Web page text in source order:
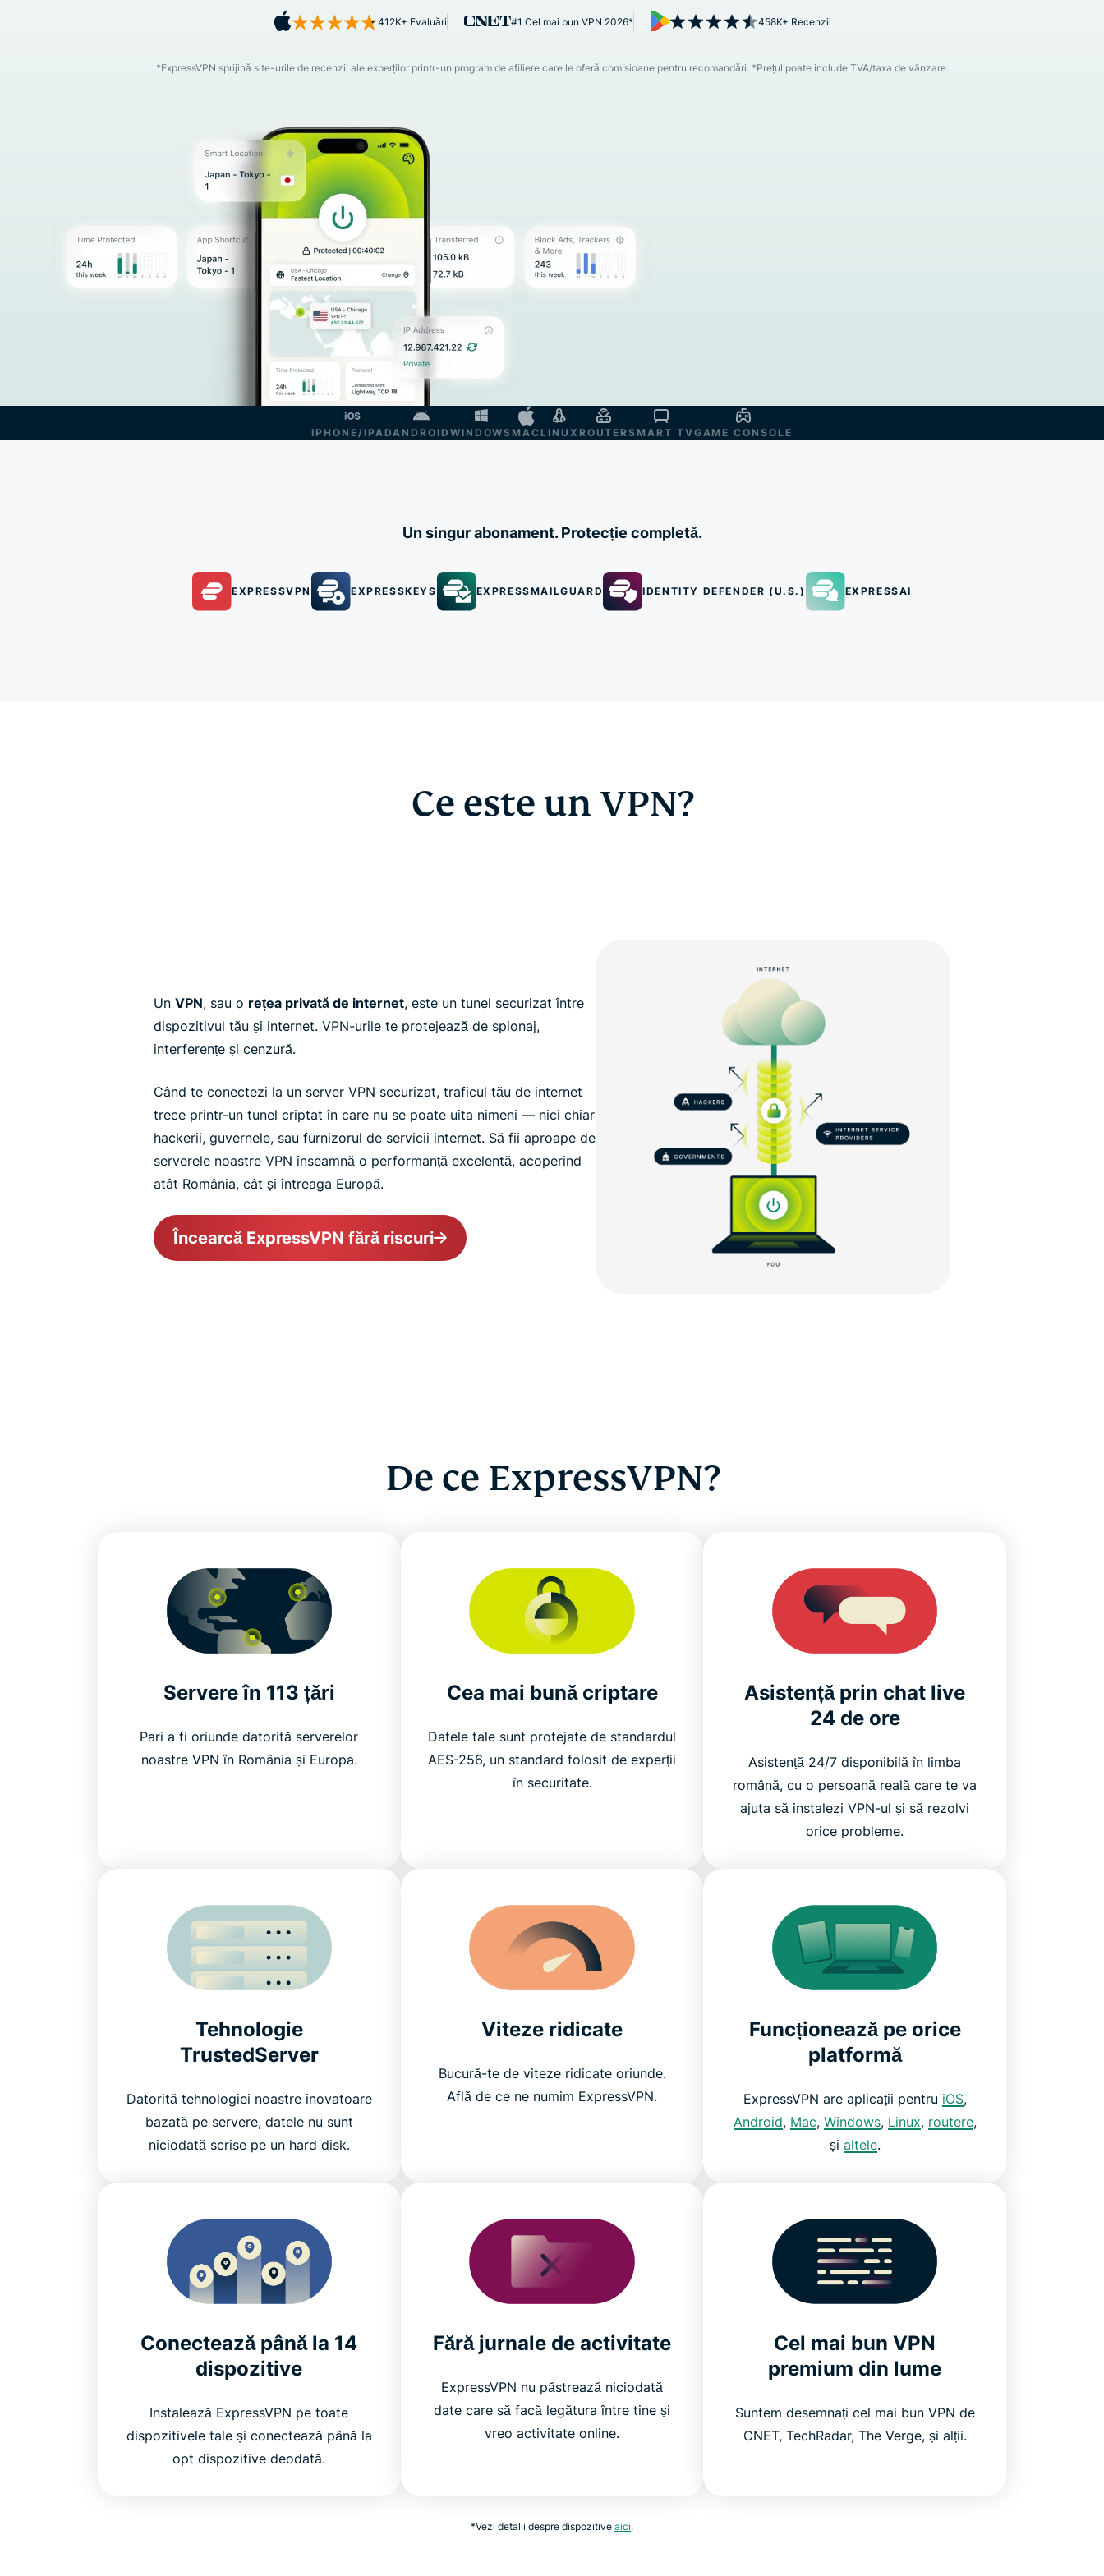
multe altele.
centrată pe
datelor
412K+ Evaluări #1 Cel mai bun VPN 2026* 458K+ Recenzii
*ExpressVPN sprijină site-urile de recenzii ale experților printr-un program de afiliere care le oferă comisioane pentru recomandări. *Prețul poate include TVA/taxa de vânzare.
IPHONE/IPADANDROID WINDOWSMACLINUX ROUTERSMART TVGAME CONSOLE
Un singur abonament. Protecție completă.
EXPRESSVPN EXPRESSKEYS EXPRESSMAILGUARD IDENTITY DEFENDER (U.S.) EXPRESSAI
Ce este un VPN?
Un VPN, sau o rețea privată de internet, este un tunel securizat între
dispozitivul tău și internet. VPN-urile te protejează de spionaj,
interferențe și cenzură.
Când te conectezi la un server VPN securizat, traficul tău de internet
trece printr-un tunel criptat în care nu se poate uita nimeni — nici chiar
hackerii, guvernele, sau furnizorul de servicii internet. Să fii aproape de
serverele noastre VPN înseamnă o performanță excelentă, acoperind
atât România, cât și întreaga Europă.
Încearcă ExpressVPN fără riscuri
De ce ExpressVPN?
Servere în 113 țări
Pari a fi oriunde datorită serverelor
noastre VPN în România și Europa.
Cea mai bună criptare
Datele tale sunt protejate de standardul
AES-256, un standard folosit de experții
în securitate.
Asistență prin chat live
24 de ore
Asistență 24/7 disponibilă în limba
română, cu o persoană reală care te va
ajuta să instalezi VPN-ul și să rezolvi
orice probleme.
Tehnologie
TrustedServer
Datorită tehnologiei noastre inovatoare
bazată pe servere, datele nu sunt
niciodată scrise pe un hard disk.
Viteze ridicate
Bucură-te de viteze ridicate oriunde.
Află de ce ne numim ExpressVPN.
Funcționează pe orice
platformă
ExpressVPN are aplicații pentru iOS,
Android, Mac, Windows, Linux, routere,
și altele.
Conectează până la 14
dispozitive
Instalează ExpressVPN pe toate
dispozitivele tale și conectează până la
opt dispozitive deodată.
Fără jurnale de activitate
ExpressVPN nu păstrează niciodată
date care să facă legătura între tine și
vreo activitate online.
Cel mai bun VPN
premium din lume
Suntem desemnați cel mai bun VPN de
CNET, TechRadar, The Verge, și alții.
*Vezi detalii despre dispozitive aici.